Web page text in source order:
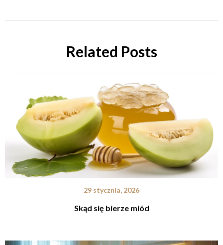
Related Posts
29 stycznia, 2026
Skąd się bierze miód